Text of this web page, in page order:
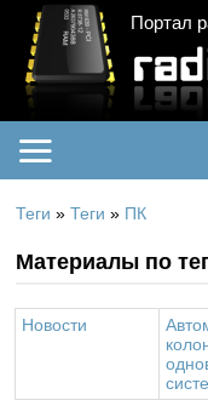
Портал
Теги »Теги » ПК
Материалы по
Новости